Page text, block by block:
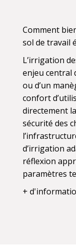
Comment
sol de travail
L’irrigation
enjeu central
ou d’un
confort
directement
sécurité des
d’irrigation
réflexion
paramètres
+